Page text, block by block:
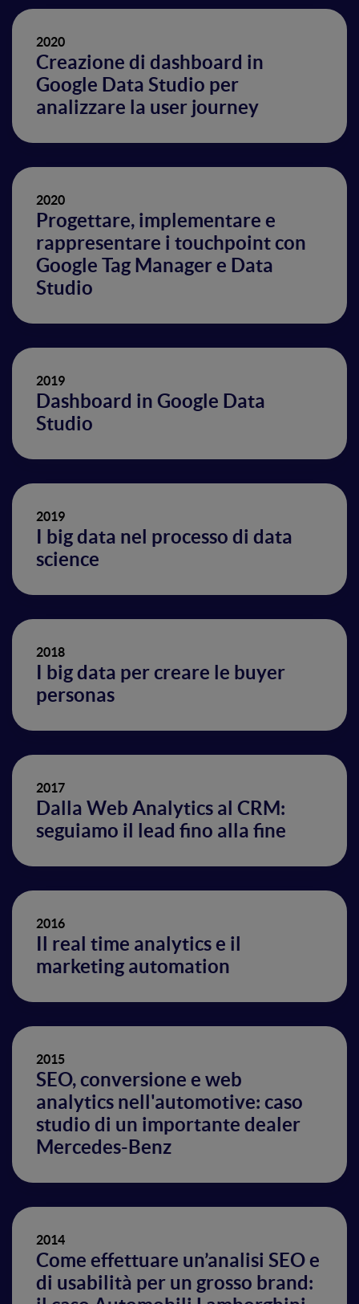
2020
Creazione di dashboard in
Google Data Studio per
analizzare la user journey
2020
Progettare, implementare e
rappresentare i touchpoint con
Google Tag Manager e Data
Studio
2019
Dashboard in Google Data
Studio
2019
I big data nel processo di data
science
2018
I big data per creare le buyer
personas
2017
Dalla Web Analytics al CRM:
seguiamo il lead fino alla fine
2016
Il real time analytics e il
marketing automation
2015
SEO, conversione e web
analytics nell'automotive: caso
studio di un importante dealer
Mercedes-Benz
2014
Come effettuare un’analisi SEO e
di usabilità per un grosso brand: